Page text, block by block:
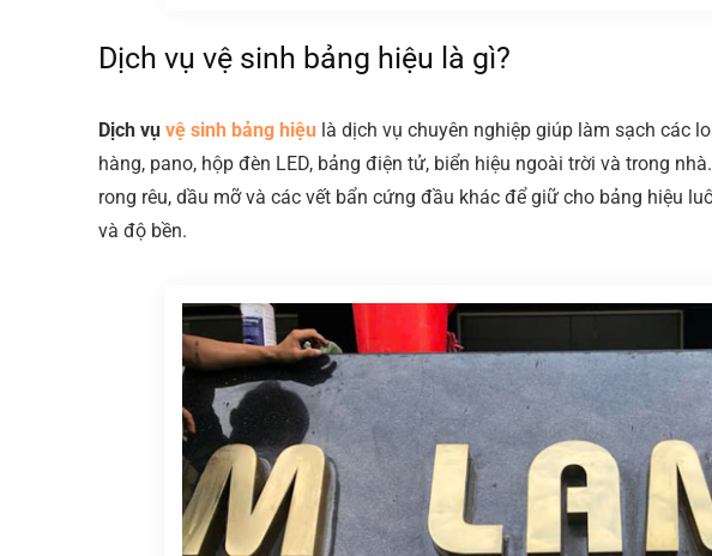
Dịch vụ vệ sinh bảng hiệu là gì?
Dịch vụ vệ sinh bảng hiệu là dịch vụ chuyên nghiệp giúp làm sạch các
hàng, pano, hộp đèn LED, bảng điện tử, biển hiệu ngoài trời và trong
rong rêu, dầu mỡ và các vết bẩn cứng đầu khác để giữ cho bảng hiệu
và độ bền.